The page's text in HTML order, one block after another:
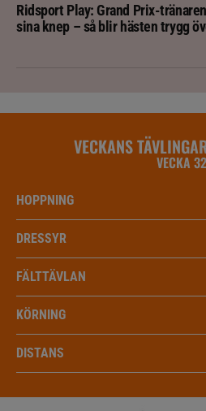
Ridsport Play: Grand Prix-
sina knep – så blir hästen trygg
VECKANS
VECKA 32
HOPPNING
DRESSYR
FÄLTTÄVLAN
KÖRNING
DISTANS